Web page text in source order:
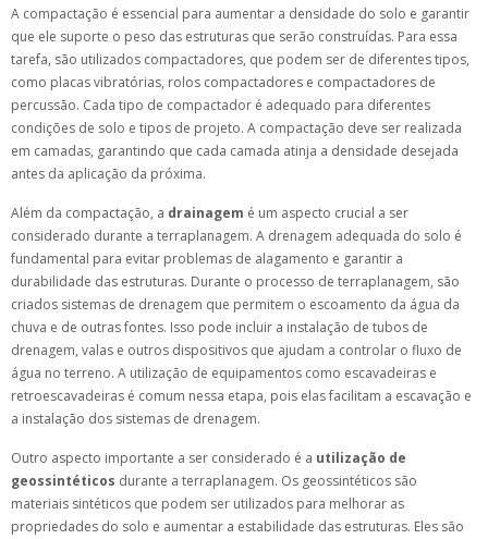
A compactação é essencial para aumentar a densidade do solo e garantir
que ele suporte o peso das estruturas que serão construídas. Para essa
tarefa, são utilizados compactadores, que podem ser de diferentes tipos,
como placas vibratórias, rolos compactadores e compactadores de
percussão. Cada tipo de compactador é adequado para diferentes
condições de solo e tipos de projeto. A compactação deve ser realizada
em camadas, garantindo que cada camada atinja a densidade desejada
antes da aplicação da próxima.
Além da compactação, a drainagem é um aspecto crucial a ser
considerado durante a terraplanagem. A drenagem adequada do solo é
fundamental para evitar problemas de alagamento e garantir a
durabilidade das estruturas. Durante o processo de terraplanagem, são
criados sistemas de drenagem que permitem o escoamento da água da
chuva e de outras fontes. Isso pode incluir a instalação de tubos de
drenagem, valas e outros dispositivos que ajudam a controlar o fluxo de
água no terreno. A utilização de equipamentos como escavadeiras e
retroescavadeiras é comum nessa etapa, pois elas facilitam a escavação e
a instalação dos sistemas de drenagem.
Outro aspecto importante a ser considerado é a utilização de
geossintéticos durante a terraplanagem. Os geossintéticos são
materiais sintéticos que podem ser utilizados para melhorar as
propriedades do solo e aumentar a estabilidade das estruturas. Eles são